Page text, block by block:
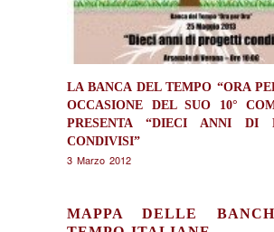
LA BANCA DEL TEMPO “ORA
OCCASIONE DEL SUO 10°
PRESENTA “DIECI ANNI DI
CONDIVISI”
3 Marzo 2012
MAPPA DELLE